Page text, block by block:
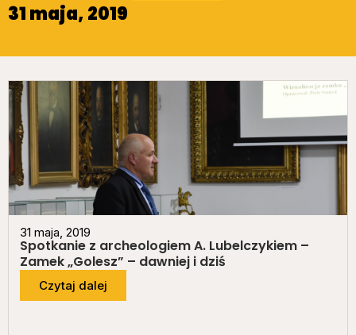
31 maja, 2019
31 maja, 2019
Spotkanie z archeologiem A. Lubelczykiem –
Zamek „Golesz” – dawniej i dziś
Czytaj dalej